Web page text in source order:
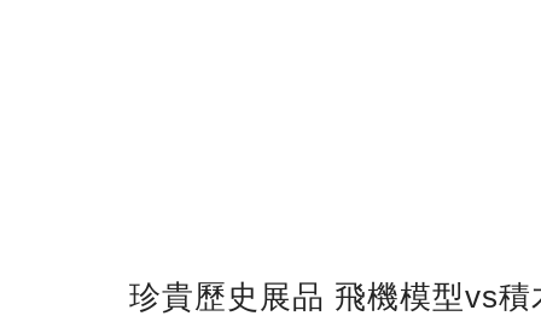
珍貴歷史展品 飛機模型vs積